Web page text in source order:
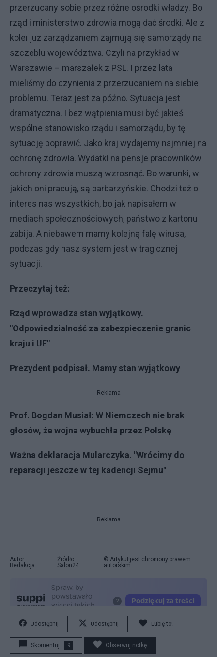
przerzucany sobie przez różne ośrodki władzy. Bo
rząd i ministerstwo zdrowia mogą dać środki. Ale z
kolei już zarządzaniem zajmują się samorządy na
szczeblu województwa. Czyli na przykład w
Warszawie – marszałek z PSL. I przez lata
mieliśmy do czynienia z przerzucaniem na siebie
problemu. Teraz jest za późno. Sytuacja jest
dramatyczna. I bez wątpienia musi być jakieś
wspólne stanowisko rządu i samorządu, by tę
sytuację poprawić. Jako kraj wydajemy najmniej na
ochronę zdrowia. Wydatki na pensje pracowników
ochrony zdrowia muszą wzrosnąć. Bo warunki, w
jakich oni pracują, są barbarzyńskie. Chodzi też o
interes nas wszystkich, bo jak napisałem w
mediach społecznościowych, państwo z kartonu
zabija. A niebawem mamy kolejną falę wirusa,
podczas gdy nasz system jest w tragicznej
sytuacji.
Przeczytaj też:
Rząd wprowadza stan wyjątkowy.
"Odpowiedzialność za zabezpieczenie granic
kraju i UE"
Prezydent podpisał. Mamy stan wyjątkowy
Reklama
Prof. Bogdan Musiał: W Niemczech nie brak
głosów, że wojna wybuchła przez Polskę
Ważna deklaracja Mularczyka. "Wrócimy do
reparacji jeszcze w tej kadencji Sejmu"
Reklama
Autor:
Redakcja
Źródło:
Salon24
© Artykuł jest chroniony prawem
autorskim.
Udostępnij Udostępnij Lubię to!
Skomentuj 9 Obserwuj notkę